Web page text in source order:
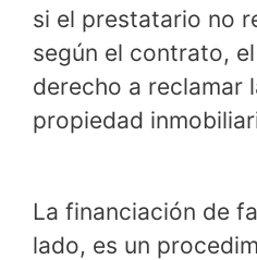
si el prestatario no
según el contrato,
derecho a reclamar
propiedad
La financiación de
lado, es un